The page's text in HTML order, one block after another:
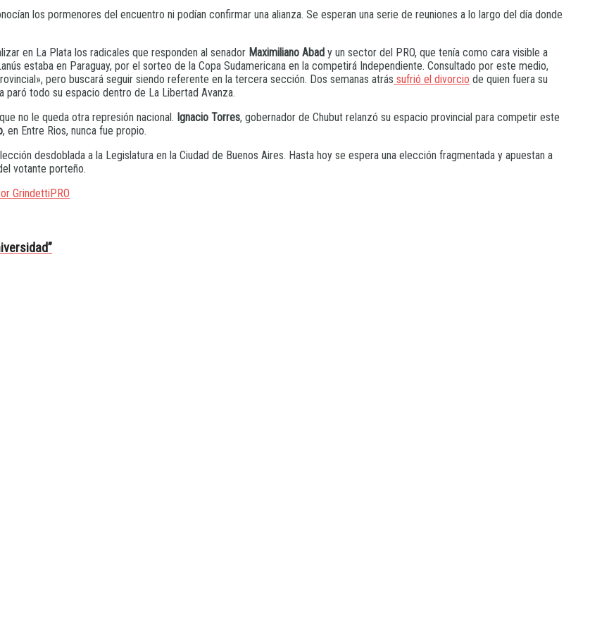
los pormenores del encuentro ni podían confirmar una alianza. Se esperan una serie de reuniones a lo largo del día donde
en La Plata los radicales que responden al senador Maximiliano Abad y un sector del PRO, que tenía como cara visible a
estaba en Paraguay, por el sorteo de la Copa Sudamericana en la competirá Independiente. Consultado por este medio,
pero buscará seguir siendo referente en la tercera sección. Dos semanas atrás sufrió el divorcio de quien fuera su
paró todo su espacio dentro de La Libertad Avanza.
no le queda otra represión nacional. Ignacio Torres, gobernador de Chubut relanzó su espacio provincial para competir este
, en Entre Rios, nunca fue propio.
desdoblada a la Legislatura en la Ciudad de Buenos Aires. Hasta hoy se espera una elección fragmentada y apuestan a
votante porteño.
GrindettiPRO